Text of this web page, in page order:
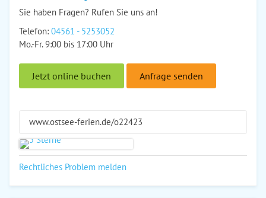
Sie haben Fragen? Rufen Sie uns an!
Telefon: 04561 - 5253052
Mo.-Fr. 9:00 bis 17:00 Uhr
Jetzt online buchen Anfrage senden
www.ostsee-ferien.de/o22423
Rechtliches Problem melden